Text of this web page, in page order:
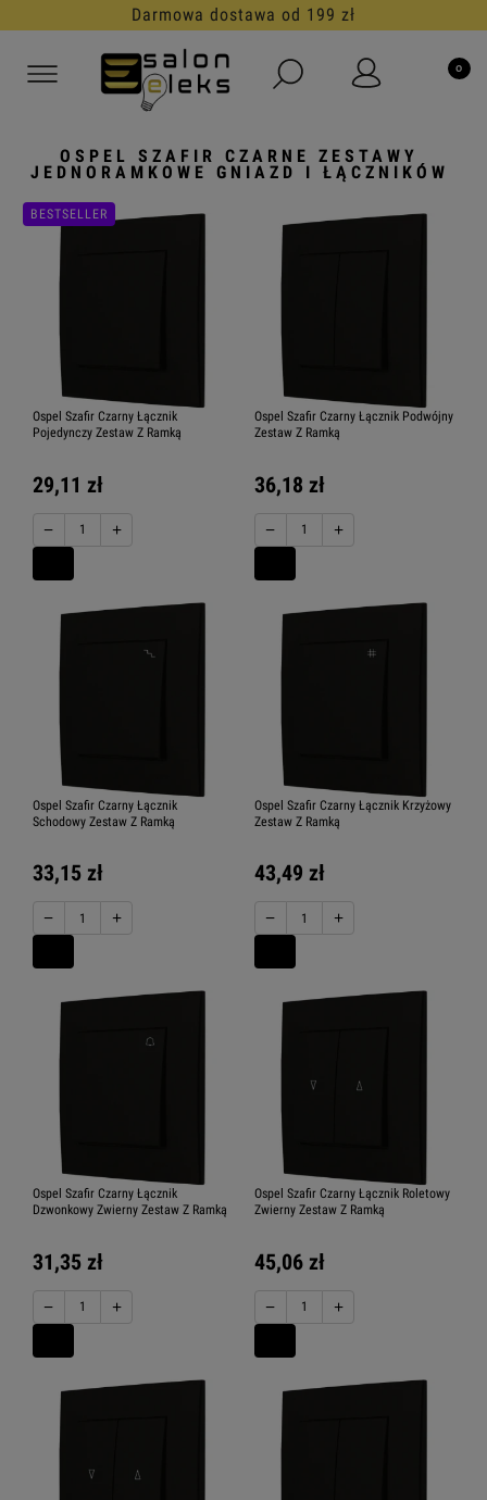
Darmowa dostawa od 199 zł
OSPEL SZAFIR CZARNE ZESTAWY
JEDNORAMKOWE GNIAZD I ŁĄCZNIKÓW
Ospel Szafir Czarny Łącznik
Pojedynczy Zestaw Z Ramką
29,11 zł
− +
BESTSELLER
Ospel Szafir Czarny Łącznik Podwójny
Zestaw Z Ramką
36,18 zł
− +
Ospel Szafir Czarny Łącznik
Schodowy Zestaw Z Ramką
33,15 zł
− +
Ospel Szafir Czarny Łącznik Krzyżowy
Zestaw Z Ramką
43,49 zł
− +
Ospel Szafir Czarny Łącznik
Dzwonkowy Zwierny Zestaw Z Ramką
31,35 zł
− +
Ospel Szafir Czarny Łącznik Roletowy
Zwierny Zestaw Z Ramką
45,06 zł
− +